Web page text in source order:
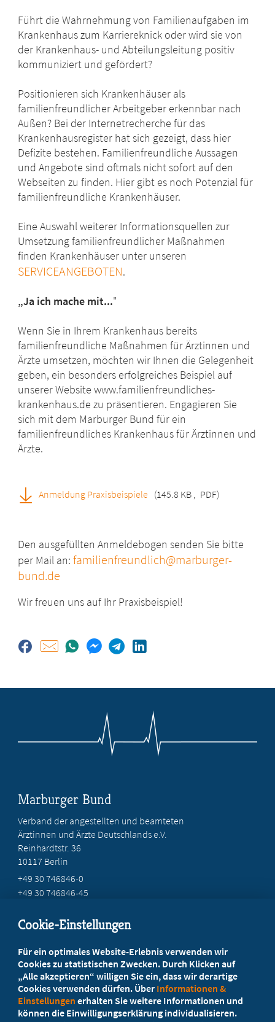
Führt die Wahrnehmung von Familienaufgaben im
Krankenhaus zum Karriereknick oder wird sie von
der Krankenhaus- und Abteilungsleitung positiv
kommuniziert und gefördert?
Positionieren sich Krankenhäuser als
familienfreundlicher Arbeitgeber erkennbar nach
Außen? Bei der Internetrecherche für das
Krankenhausregister hat sich gezeigt, dass hier
Defizite bestehen. Familienfreundliche Aussagen
und Angebote sind oftmals nicht sofort auf den
Webseiten zu finden. Hier gibt es noch Potenzial für
familienfreundliche Krankenhäuser.
Eine Auswahl weiterer Informationsquellen zur
Umsetzung familienfreundlicher Maßnahmen
finden Krankenhäuser unter unseren
SERVICEANGEBOTEN.
„Ja ich mache mit..."
Wenn Sie in Ihrem Krankenhaus bereits
familienfreundliche Maßnahmen für Ärztinnen und
Ärzte umsetzen, möchten wir Ihnen die Gelegenheit
geben, ein besonders erfolgreiches Beispiel auf
unserer Website www.familienfreundliches-
krankenhaus.de zu präsentieren. Engagieren Sie
sich mit dem Marburger Bund für ein
familienfreundliches Krankenhaus für Ärztinnen und
Ärzte.
Anmeldung Praxisbeispiele (145.8 KB PDF)
Den ausgefüllten Anmeldebogen senden Sie bitte
per Mail an:familienfreundlich@marburger-
bund.de
Wir freuen uns auf Ihr Praxisbeispiel!
Marburger Bund
Verband der angestellten und beamteten
Ärztinnen und Ärzte Deutschlands e.V.
Reinhardtstr. 36
10117 Berlin
+49 30 746846-0
+49 30 746846-45
Ihr Landesverband berät Sie!
Ansprechpartner
Cookie-Einstellungen
Für ein optimales Website-Erlebnis verwenden wir
Cookies zu statistischen Zwecken. Durch Klicken auf
„Alle akzeptieren“ willigen Sie ein, dass wir derartige
Cookies verwenden dürfen. Über Informationen &
Einstellungen erhalten Sie weitere Informationen und
können die Einwilligungserklärung individualisieren.